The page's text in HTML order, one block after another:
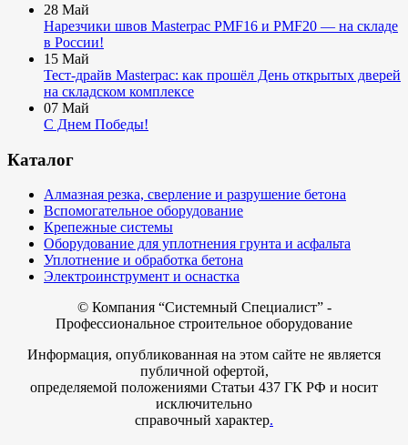
28 Май
Нарезчики швов Masterpac PMF16 и PMF20 — на складе
в России!
15 Май
Тест-драйв Masterpac: как прошёл День открытых дверей
на складском комплексе
07 Май
С Днем Победы!
Каталог
Алмазная резка, сверление и разрушение бетона
Вспомогательное оборудование
Крепежные системы
Оборудование для уплотнения грунта и асфальта
Уплотнение и обработка бетона
Электроинструмент и оснастка
© Компания “Системный Специалист” -
Профессиональное строительное оборудование
Информация, опубликованная на этом сайте не является
публичной офертой,
определяемой положениями Статьи 437 ГК РФ и носит
исключительно
справочный характер.